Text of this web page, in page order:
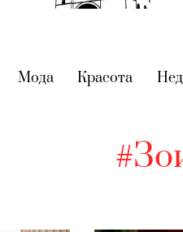
(current)
Мода(current)
Красота